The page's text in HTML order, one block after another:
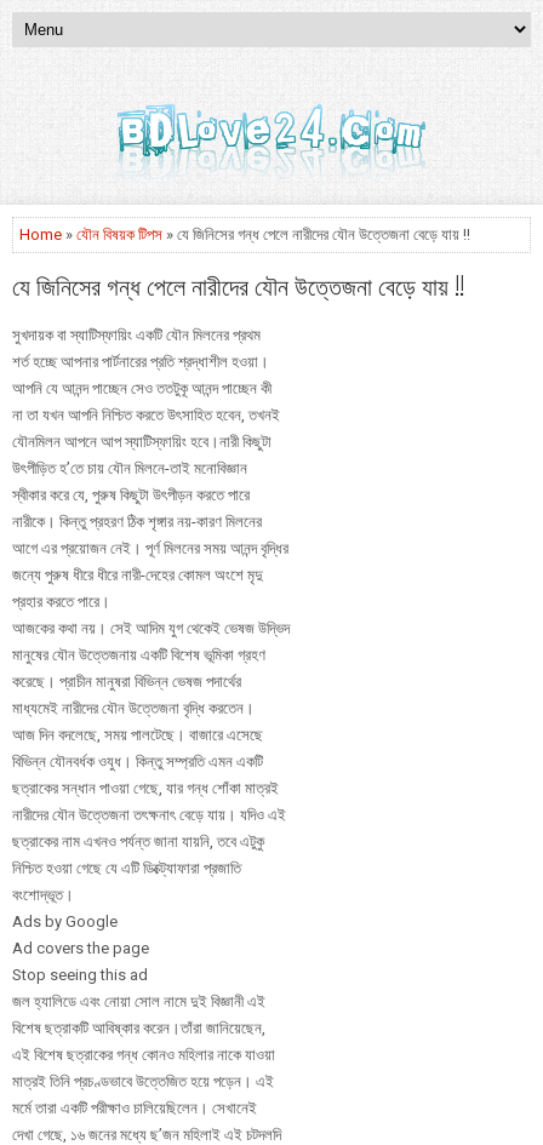
Home » যৌন বিষয়ক টিপস » যে জিনিসের গন্ধ পেলে নারীদের যৌন উত্তেজনা বেড়ে যায় !!
যে জিনিসের গন্ধ পেলে নারীদের যৌন উত্তেজনা বেড়ে যায় !!
সুখদায়ক বা স্যাটিস্ফায়িং একটি যৌন মিলনের প্রথম
শর্ত হচ্ছে আপনার পার্টনারের প্রতি শ্রদ্ধাশীল হওয়া।
আপনি যে আনন্দ পাচ্ছেন সেও ততটুকূ আনন্দ পাচ্ছেন কী
না তা যখন আপনি নিশ্চিত করতে উৎসাহিত হবেন, তখনই
যৌনমিলন আপনে আপ স্যাটিস্ফায়িং হবে।নারী কিছুটা
উৎপীড়িত হ’তে চায় যৌন মিলনে-তাই মনোবিজ্ঞান
স্বীকার করে যে, পুরুষ কিছুটা উৎপীড়ন করতে পারে
নারীকে। কিন্তু প্রহরণ ঠিক শৃঙ্গার নয়-কারণ মিলনের
আগে এর প্রয়োজন নেই। পূর্ণ মিলনের সময় আনন্দ বৃদ্ধির
জন্যে পুরুষ ধীরে ধীরে নারী-দেহের কোমল অংশে মৃদু
প্রহার করতে পারে।
আজকের কথা নয়। সেই আদিম যুগ থেকেই ভেষজ উদ্ভিদ
মানুষের যৌন উত্তেজনায় একটি বিশেষ ভূমিকা গ্রহণ
করেছে। প্রাচীন মানুষরা বিভিন্ন ভেষজ পদার্থের
মাধ্যমেই নারীদের যৌন উত্তেজনা বৃদ্ধি করতেন।
আজ দিন বদলেছে, সময় পালটেছে। বাজারে এসেছে
বিভিন্ন যৌনবর্ধক ওযুধ। কিন্তু সম্প্রতি এমন একটি
ছত্রাকের সন্ধান পাওয়া গেছে, যার গন্ধ শোঁকা মাত্রই
নারীদের যৌন উত্তেজনা তৎক্ষনাৎ বেড়ে যায়। যদিও এই
ছত্রাকের নাম এখনও পর্যন্ত জানা যায়নি, তবে এটুকু
নিশ্চিত হওয়া গেছে যে এটি ডিক্ট্যোফারা প্রজাতি
বংশোদ্ভূত।
Ads by Google
Ad covers the page
Stop seeing this ad
জল হ্যালিডে এবং নোয়া সোল নামে দুই বিজ্ঞানী এই
বিশেষ ছত্রাকটি আবিষ্কার করেন।তাঁরা জানিয়েছেন,
এই বিশেষ ছত্রাকের গন্ধ কোনও মহিলার নাকে যাওয়া
মাত্রই তিনি প্রচণ্ডভাবে উত্তেজিত হয়ে পড়েন। এই
মর্মে তারা একটি পরীক্ষাও চালিয়েছিলেন। সেখানেই
দেখা গেছে, ১৬ জনের মধ্যে ছ’জন মহিলাই এই চটদলদি